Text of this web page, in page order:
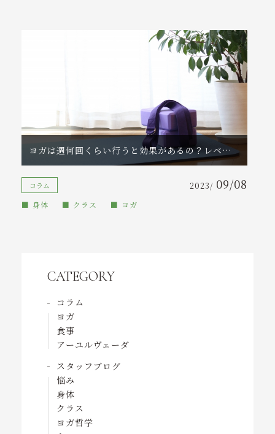
コラム 2023/ 09/08
身体 クラス ヨガ
ヨガは週何回くらい行うと効果があるの？レベル別・目的別に徹底解説！
CATEGORY
コラム
ヨガ
食事
アーユルヴェーダ
スタッフブログ
悩み
身体
クラス
ヨガ哲学